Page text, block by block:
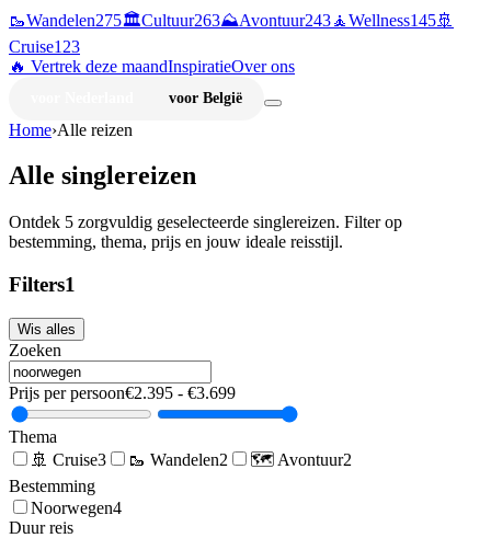
🥾Wandelen275🏛️Cultuur263⛰️Avontuur243🧘Wellness145🚢
Cruise123
🔥 Vertrek deze maandInspiratieOver ons
voor België
Home›Alle reizen
Alle singlereizen
Ontdek 5 zorgvuldig geselecteerde singlereizen. Filter op
bestemming, thema, prijs en jouw ideale reisstijl.
Filters1
Wis alles
Zoeken
Prijs per persoon€2.395 - €3.699
Thema
🚢 Cruise3 🥾 Wandelen2 🗺️ Avontuur2
Bestemming
Noorwegen4
Duur reis